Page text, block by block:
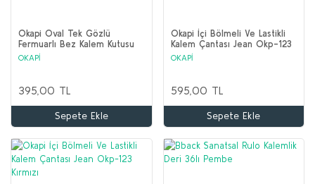
Okapi Oval Tek Gözlü
Fermuarlı Bez Kalem Kutusu
Desenli Okp-121
OKAPİ
395,00 TL
Sepete Ekle
Okapi İçi Bölmeli Ve Lastikli
Kalem Çantası Jean Okp-123
Haki Yeşili
OKAPİ
595,00 TL
Sepete Ekle